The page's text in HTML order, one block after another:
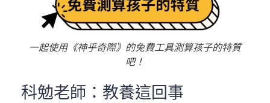
一起使用《神乎奇際》的免費工具測算孩子的特質
吧！
科勉老師：教養這回事